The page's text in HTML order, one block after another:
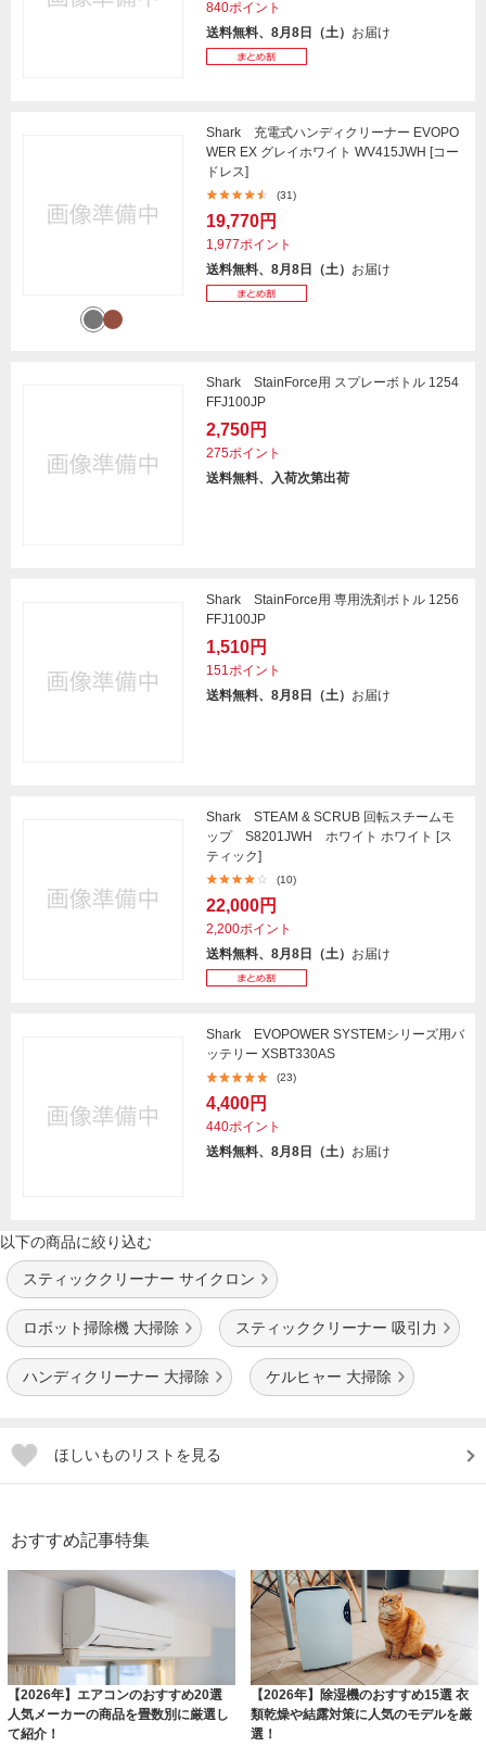
840ポイント
送料無料、8月8日（土） お届け
Shark 充電式ハンディクリーナー EVOPO
WER EX グレイホワイト WV415JWH [コー
ドレス]
(31)
19,770円
1,977ポイント
送料無料、8月8日（土） お届け
Shark StainForce用 スプレーボトル 1254
FFJ100JP
2,750円
275ポイント
送料無料、入荷次第出荷
Shark StainForce用 専用洗剤ボトル 1256
FFJ100JP
1,510円
151ポイント
送料無料、8月8日（土） お届け
Shark STEAM & SCRUB 回転スチームモ
ップ S8201JWH ホワイト ホワイト [ス
ティック]
(10)
22,000円
2,200ポイント
送料無料、8月8日（土） お届け
Shark EVOPOWER SYSTEMシリーズ用バ
ッテリー XSBT330AS
(23)
4,400円
440ポイント
送料無料、8月8日（土） お届け
以下の商品に絞り込む
スティッククリーナー サイクロン
ロボット掃除機 大掃除 スティッククリーナー 吸引力
ハンディクリーナー 大掃除 ケルヒャー 大掃除
ほしいものリストを見る
おすすめ記事特集
【2026年】エアコンのおすすめ20選
人気メーカーの商品を畳数別に厳選し
て紹介！
【2026年】除湿機のおすすめ15選 衣
類乾燥や結露対策に人気のモデルを厳
選！